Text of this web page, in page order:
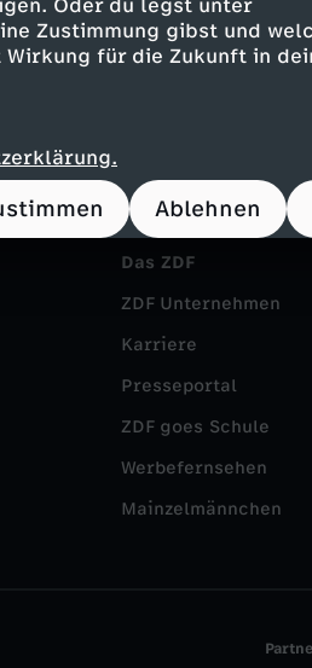
Oder du legst unter
Zustimmung gibst und
für die Zukunft in
Ablehnen
Das ZDF
ZDF Unternehmen
Karriere
Presseportal
ZDF goes Schule
Werbefernsehen
Mainzelmännchen